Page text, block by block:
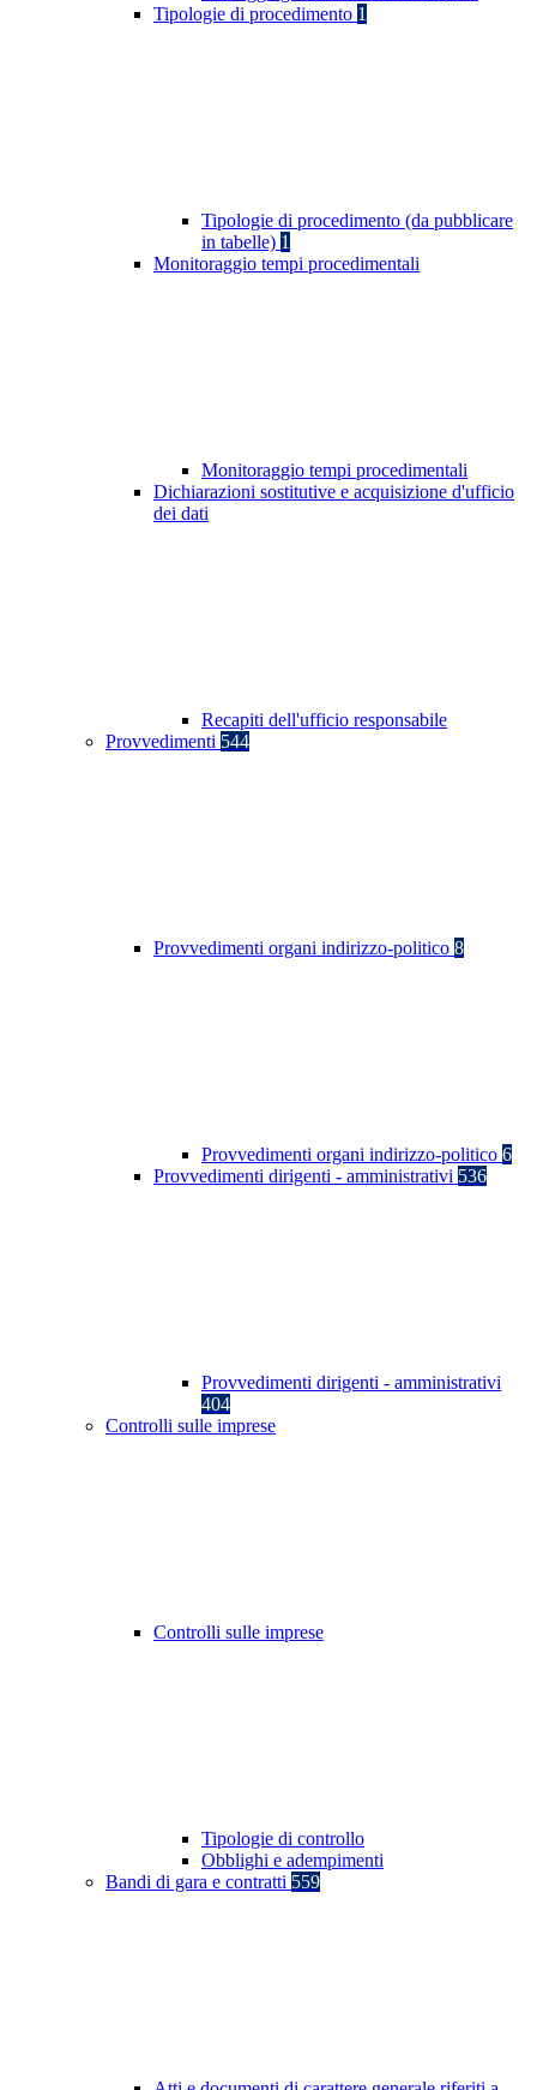
Tipologie di procedimento 1
Tipologie di procedimento (da pubblicare
in tabelle) 1
Monitoraggio tempi procedimentali
Monitoraggio tempi procedimentali
Dichiarazioni sostitutive e acquisizione d'ufficio
dei dati
Recapiti dell'ufficio responsabile
Provvedimenti 544
Provvedimenti organi indirizzo-politico 8
Provvedimenti organi indirizzo-politico 6
Provvedimenti dirigenti - amministrativi 536
Provvedimenti dirigenti - amministrativi
404
Controlli sulle imprese
Controlli sulle imprese
Tipologie di controllo
Obblighi e adempimenti
Bandi di gara e contratti 559